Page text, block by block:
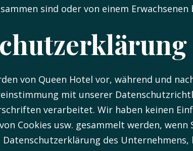
sind oder von einem
von Queen Hotel vor, während und
mit unserer
verarbeitet. Wir haben keinen
Cookies usw. gesammelt werden, wenn
des Unternehmens,